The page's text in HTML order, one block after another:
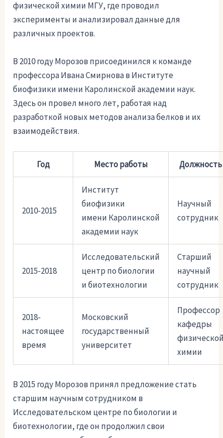
физической химии МГУ, где проводил
эксперименты и анализировал данные для
различных проектов.
В 2010 году Морозов присоединился к команде
профессора Ивана Смирнова в Институте
биофизики имени Каролинской академии наук.
Здесь он провел много лет, работая над
разработкой новых методов анализа белков и их
взаимодействия.
Год Место работы Должность
2010-2015
Институт
биофизики
имени Каролинской
академии наук
Научный
сотрудник
2015-2018
Исследовательский
центр по биологии
и биотехнологии
Старший
научный
сотрудник
2018-
настоящее
время
Московский
государственный
университет
Профессор
кафедры
химии
В 2015 году Морозов принял предложение стать
старшим научным сотрудником в
Исследовательском центре по биологии и
биотехнологии, где он продолжил свои